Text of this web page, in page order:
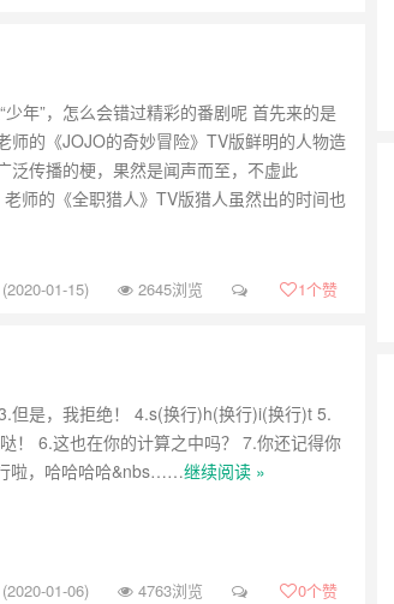
年”，怎么会错过精彩的番剧呢 首先来的是
师的《JOJO的奇妙冒险》TV版鲜明的人物造
泛传播的梗，果然是闻声而至，不虚此
师的《全职猎人》TV版猎人虽然出的时间也
01-15) 2645浏览 1个赞
但是，我拒绝！ 4.s(换行)h(换行)i(换行)t 5.
！ 6.这也在你的计算之中吗？ 7.你还记得你
啦，哈哈哈哈&nbs……继续阅读 »
01-06) 4763浏览 0个赞